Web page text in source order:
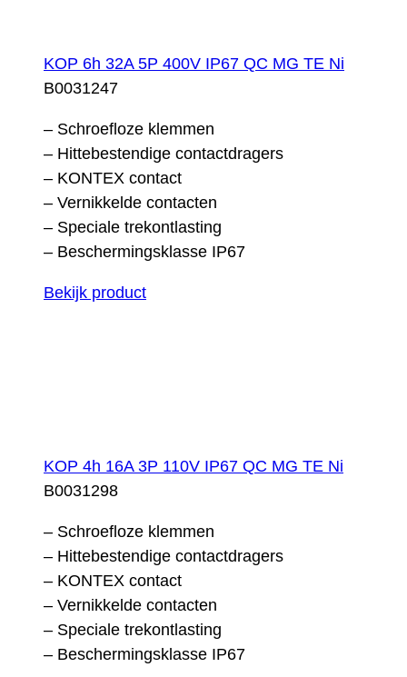
KOP 6h 32A 5P 400V IP67 QC MG TE Ni
B0031247
– Schroefloze klemmen
– Hittebestendige contactdragers
– KONTEX contact
– Vernikkelde contacten
– Speciale trekontlasting
– Beschermingsklasse IP67
Bekijk product
KOP 4h 16A 3P 110V IP67 QC MG TE Ni
B0031298
– Schroefloze klemmen
– Hittebestendige contactdragers
– KONTEX contact
– Vernikkelde contacten
– Speciale trekontlasting
– Beschermingsklasse IP67